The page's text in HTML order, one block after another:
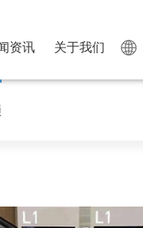
资讯 关于我们